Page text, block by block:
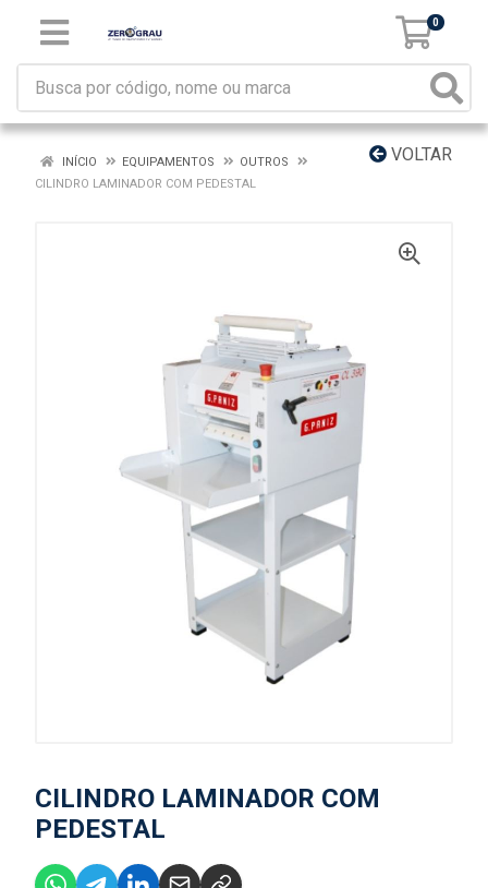
0
VOLTAR
INÍCIO EQUIPAMENTOS
OUTROS
CILINDRO LAMINADOR COM PEDESTAL
CILINDRO LAMINADOR COM
PEDESTAL